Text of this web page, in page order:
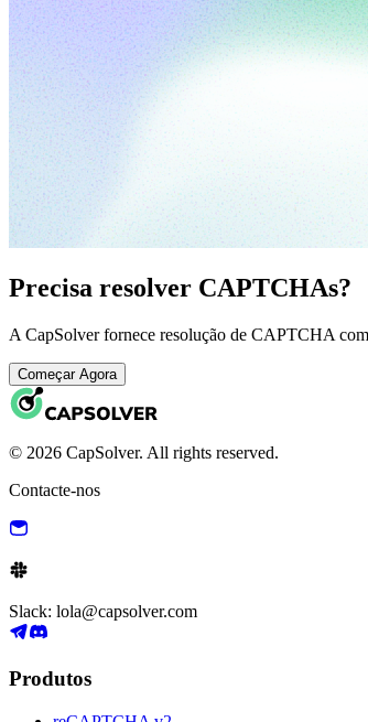
Precisa resolver CAPTCHAs?
A CapSolver fornece resolução de CAPTCHA
Começar Agora
© 2026 CapSolver. All rights reserved.
Contacte-nos
Slack: lola@capsolver.com
Produtos